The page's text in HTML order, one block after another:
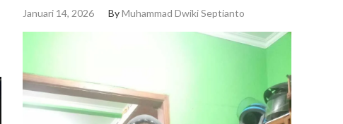
Januari 14, 2026 ByMuhammad Dwiki Septianto